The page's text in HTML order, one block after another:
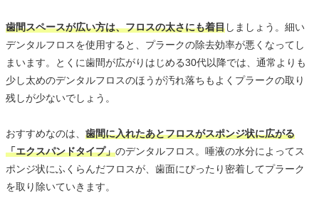
歯間スペースが広い方は、フロスの太さにも着目しましょう。細い
デンタルフロスを使用すると、プラークの除去効率が悪くなってし
まいます。とくに歯間が広がりはじめる30代以降では、通常よりも
少し太めのデンタルフロスのほうが汚れ落ちもよくプラークの取り
残しが少ないでしょう。
おすすめなのは、 歯間に入れたあとフロスがスポンジ状に広がる
「エクスパンドタイプ」のデンタルフロス。唾液の水分によってス
ポンジ状にふくらんだフロスが、歯面にぴったり密着してプラーク
を取り除いていきます。